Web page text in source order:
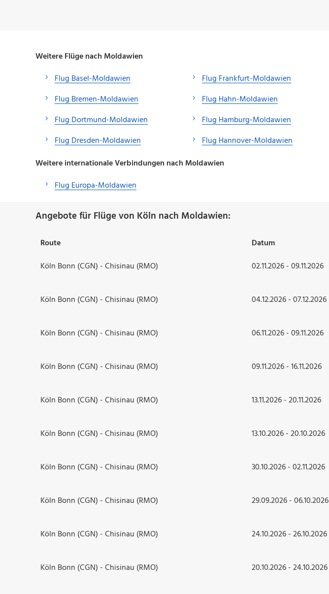
Weitere Flüge nach Moldawien
Flug Basel-Moldawien
Flug Bremen-Moldawien
Flug Dortmund-Moldawien
Flug Dresden-Moldawien
Flug Frankfurt-Moldawien
Flug Hahn-Moldawien
Flug Hamburg-Moldawien
Flug Hannover-Moldawien
Weitere internationale Verbindungen nach Moldawien
Flug Europa-Moldawien
Angebote für Flüge von Köln nach Moldawien:
Route Datum
Köln Bonn (CGN) - Chisinau (RMO)
02.11.2026 - 09.11.2026
Köln Bonn (CGN) - Chisinau (RMO) 04.12.2026 - 07.12.2026
Köln Bonn (CGN) - Chisinau (RMO) 06.11.2026 - 09.11.2026
Köln Bonn (CGN) - Chisinau (RMO) 09.11.2026 - 16.11.2026
Köln Bonn (CGN) - Chisinau (RMO) 13.11.2026 - 20.11.2026
Köln Bonn (CGN) - Chisinau (RMO) 13.10.2026 - 20.10.2026
Köln Bonn (CGN) - Chisinau (RMO) 30.10.2026 - 02.11.2026
Köln Bonn (CGN) - Chisinau (RMO) 29.09.2026 - 06.10.2026
Köln Bonn (CGN) - Chisinau (RMO) 24.10.2026 - 26.10.2026
Köln Bonn (CGN) - Chisinau (RMO) 20.10.2026 - 24.10.2026